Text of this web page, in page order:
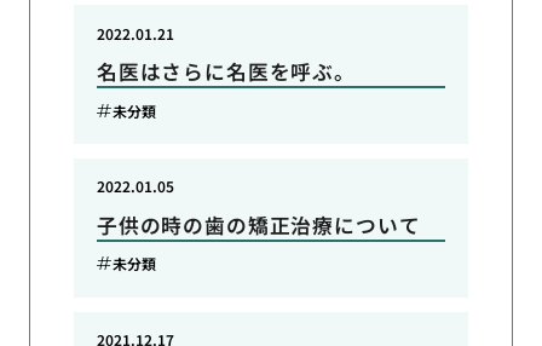
名医はさらに名医を呼ぶ。
2022.01.21
未分類
子供の時の歯の矯正治療について
2022.01.05
未分類
2021.12.17